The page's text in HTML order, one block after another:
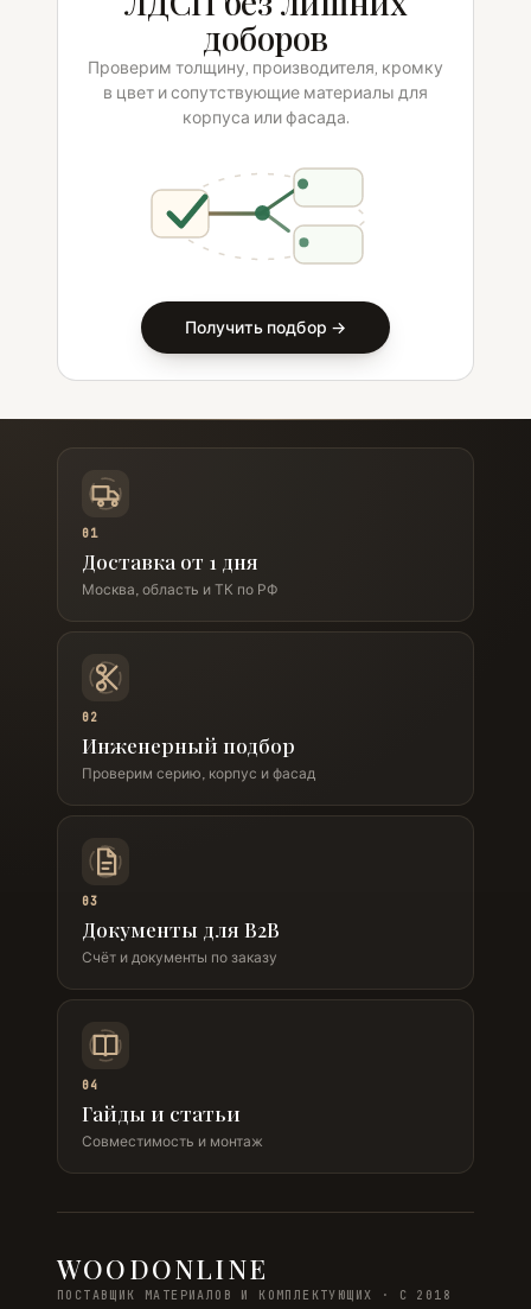
доборов
Проверим толщину, производителя, кромку
в цвет и сопутствующие материалы для
корпуса или фасада.
Получить подбор →
01
Доставка от 1 дня
Москва, область и ТК по РФ
02
Инженерный подбор
Проверим серию, корпус и фасад
03
Документы для B2B
Счёт и документы по заказу
04
Гайды и статьи
Совместимость и монтаж
WOODONLINE
ПОСТАВЩИК МАТЕРИАЛОВ И КОМПЛЕКТУЮЩИХ · С 2018